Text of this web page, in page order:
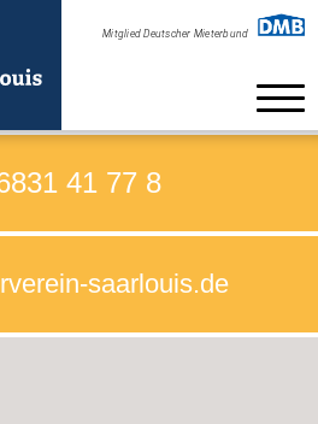
41 77 8
saarlouis.de